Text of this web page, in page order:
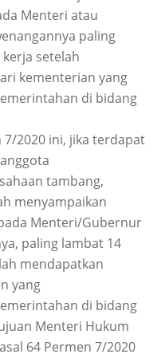
Menteri atau
paling
setelah
kementerian yang
di bidang
2020 ini, jika terdapat
tambang,
menyampaikan
Menteri/Gubernur
paling lambat 14
mendapatkan
yang
di bidang
Menteri Hukum
64 Permen 7/2020